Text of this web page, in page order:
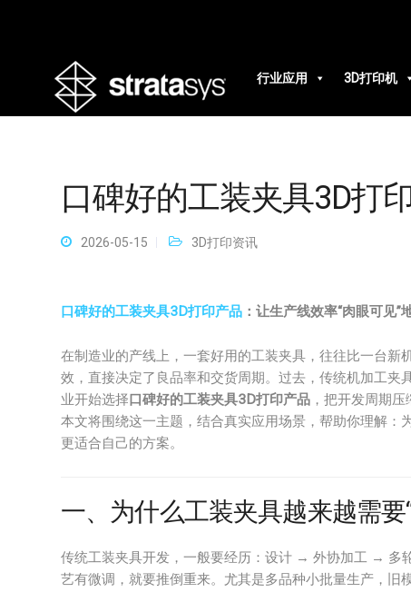
行业应用
3D打印机
口碑好的工装夹具3D打
2026-05-15 3D打印资讯
口碑好的工装夹具3D打印产品 ：让生产线效率“肉眼可见”
在制造业的产线上，一套好用的工装夹具，往往比一台新
效，直接决定了良品率和交货周期。过去，传统机加工
业开始选择口碑好的工装夹具3D打印产品 ，把开发周期
本文将围绕这一主题，结合真实应用场景，帮助你理解
更适合自己的方案。
一、为什么工装夹具越来越需要
传统工装夹具开发，一般要经历：设计 → 外协加工 → 多
艺有微调，就要推倒重来。尤其是多品种小批量生产，旧